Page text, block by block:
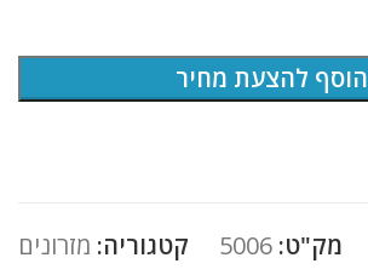
הוסף להצעת מחיר
מק"ט: 5006 קטגוריה: מזרונים